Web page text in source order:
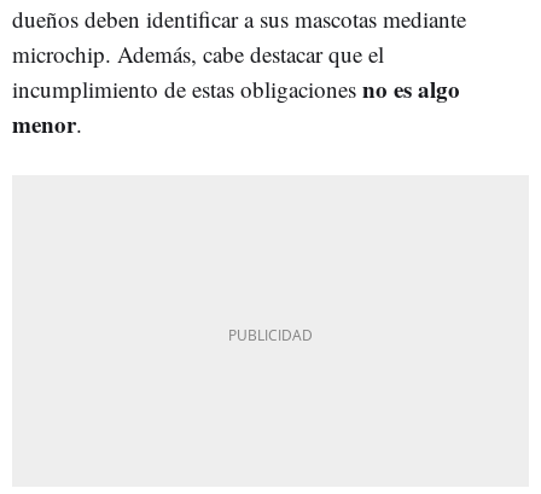
dueños deben identificar a sus mascotas mediante
microchip. Además, cabe destacar que el
incumplimiento de estas obligaciones no es algo
menor.